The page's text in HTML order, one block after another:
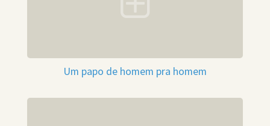
Um papo de homem pra homem